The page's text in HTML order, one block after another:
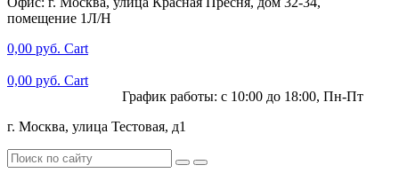
помещение 1Л/Н
0,00 руб. Cart
0,00 руб. Cart
График работы: с 10:00 до 18:00, Пн-Пт
г. Москва, улица Тестовая, д1